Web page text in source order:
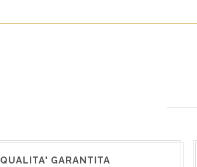
QUALITA' GARANTITA